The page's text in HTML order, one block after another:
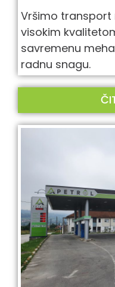
Vršimo
visokim
savremenu
radnu snagu.